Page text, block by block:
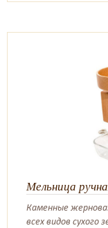
Мельница
Каменные
всех видов сухого